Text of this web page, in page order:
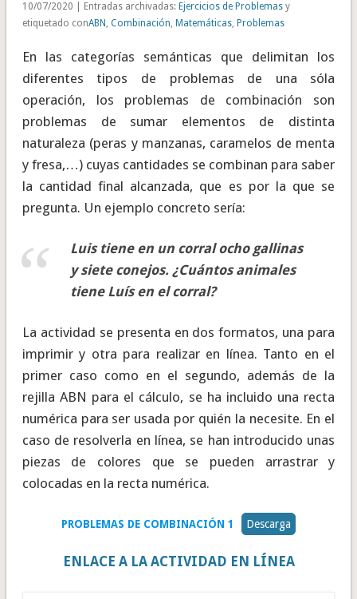
10/07/2020 | Entradas archivadas: Ejercicios de Problemasy
etiquetado conABN , Combinación, Matemáticas, Problemas
En las categorías semánticas que delimitan los
diferentes tipos de problemas de una sóla
operación, los problemas de combinación son
problemas de sumar elementos de distinta
naturaleza (peras y manzanas, caramelos de menta
y fresa,…) cuyas cantidades se combinan para saber
la cantidad final alcanzada, que es por la que se
pregunta. Un ejemplo concreto sería:
Luis tiene en un corral ocho gallinas
y siete conejos. ¿Cuántos animales
tiene Luís en el corral?
La actividad se presenta en dos formatos, una para
imprimir y otra para realizar en línea. Tanto en el
primer caso como en el segundo, además de la
rejilla ABN para el cálculo, se ha incluido una recta
numérica para ser usada por quién la necesite. En el
caso de resolverla en línea, se han introducido unas
piezas de colores que se pueden arrastrar y
colocadas en la recta numérica.
PROBLEMAS DE COMBINACIÓN 1 Descarga
ENLACE A LA ACTIVIDAD EN LÍNEA